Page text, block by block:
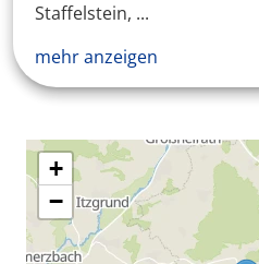
Staffelstein, ...
mehr anzeigen
+
−